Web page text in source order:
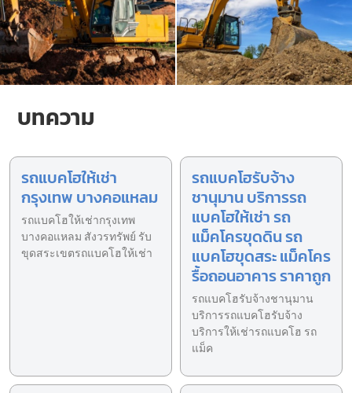
บทความ
รถแบคโฮให้เช่า
กรุงเทพ บางคอแหลม
รถแบคโฮให้เช่ากรุงเทพ
บางคอแหลม สังวรทรัพย์ รับ
ขุดสระเขตรถแบคโฮให้เช่า
รถแบคโฮรับจ้าง
ชานุมาน บริการรถ
แบคโฮให้เช่า รถ
แม็คโครขุดดิน รถ
แบคโฮขุดสระ แม็คโคร
รื้อถอนอาคาร ราคาถูก
รถแบคโฮรับจ้างชานุมาน
บริการรถแบคโฮรับจ้าง
บริการให้เช่ารถแบคโฮ รถ
แม็ค